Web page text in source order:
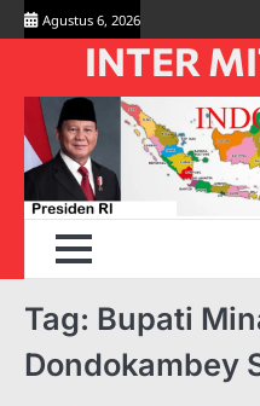
Skip
to
Agustus 6, 2026
INTER
Tag: Bupati
Dondokambey